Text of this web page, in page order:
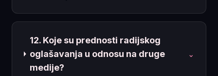
12. Koje su prednosti radijskog
oglašavanja u odnosu na druge
medije?
⌄